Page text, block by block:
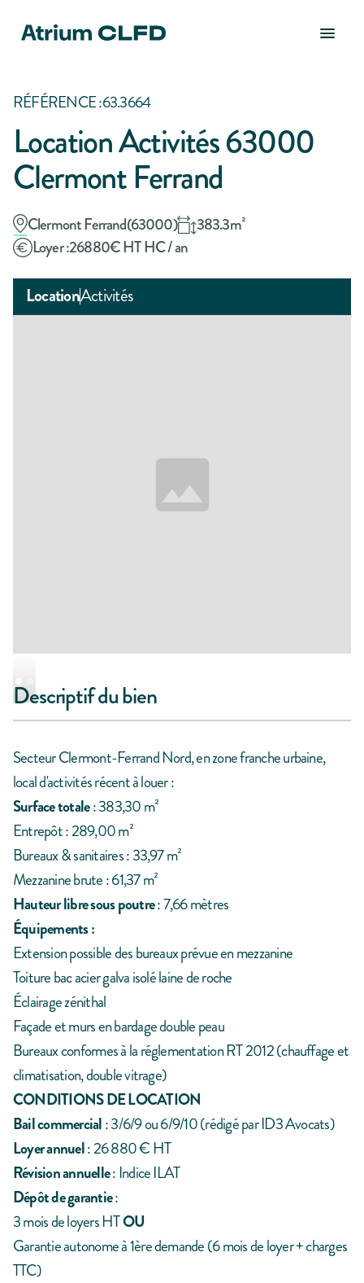
RÉFÉRENCE :63.3664
Location Activités 63000
Clermont Ferrand
Clermont Ferrand(63000) 383.3m²
Loyer :26880€ HT HC / an
LocationActivités
Descriptif du bien
Secteur Clermont-Ferrand Nord, en zone franche urbaine,
local d'activités récent à louer :
Surface totale: 383,30 m²
Entrepôt : 289,00 m²
Bureaux & sanitaires : 33,97 m²
Mezzanine brute : 61,37 m²
Hauteur libre sous poutre: 7,66 mètres
Équipements:
Extension possible des bureaux prévue en mezzanine
Toiture bac acier galva isolé laine de roche
Éclairage zénithal
Façade et murs en bardage double peau
Bureaux conformes à la réglementation RT 2012 (chauffage et
climatisation, double vitrage)
CONDITIONS DE LOCATION
Bail commercial: 3/6/9 ou 6/9/10 (rédigé par ID3 Avocats)
Loyer annuel: 26 880 € HT
Révision annuelle: Indice ILAT
Dépôt de garantie:
3 mois de loyers HTOU
Garantie autonome à 1ère demande (6 mois de loyer + charges
TTC)